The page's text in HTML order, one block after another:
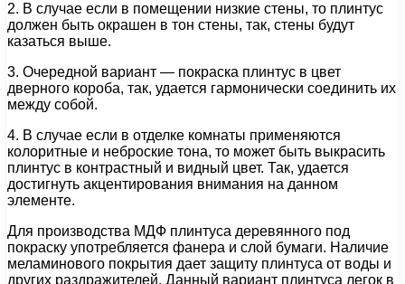
2. В случае если в помещении низкие стены, то плинтус
должен быть окрашен в тон стены, так, стены будут
казаться выше.
3. Очередной вариант — покраска плинтус в цвет
дверного короба, так, удается гармонически соединить их
между собой.
4. В случае если в отделке комнаты применяются
колоритные и неброские тона, то может быть выкрасить
плинтус в контрастный и видный цвет. Так, удается
достигнуть акцентирования внимания на данном
элементе.
Для производства МДФ плинтуса деревянного под
покраску употребляется фанера и слой бумаги. Наличие
меламинового покрытия дает защиту плинтуса от воды и
других раздражителей. Данный вариант плинтуса легок в